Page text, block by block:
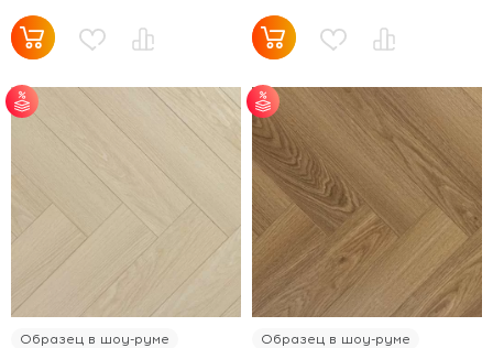
от 25 м² - скидка 7%;
от 51 м² - скидка 10%;
от 101 м² - скидка
12%.
Образец в шоу-руме
от 25 м² - скидка 7%;
от 51 м² - скидка 10%;
от 101 м² - скидка
12%.
Образец в шоу-руме